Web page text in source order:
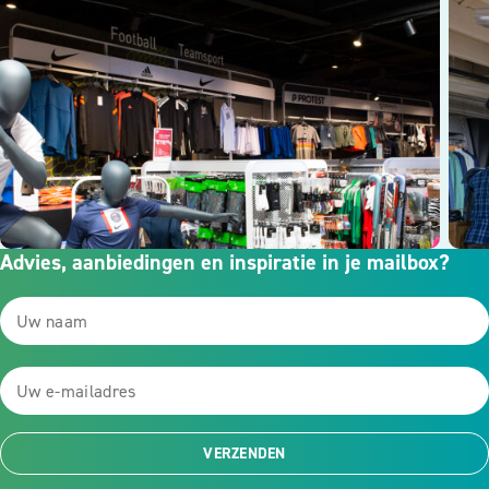
Advies, aanbiedingen en inspiratie in je mailbox?
VERZENDEN